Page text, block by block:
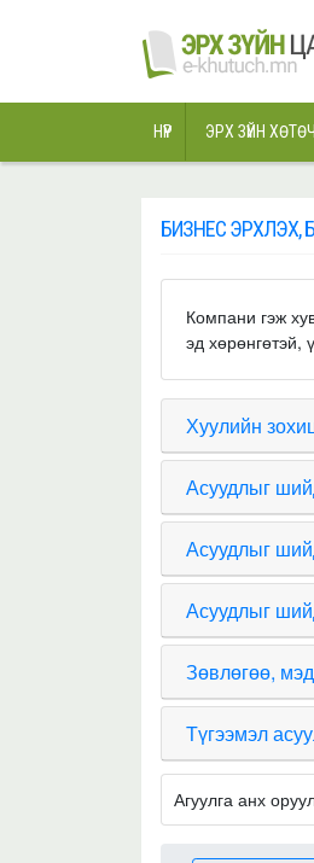
НҮҮР ЭРХ ЗҮЙН ХӨТӨЧ
БИЗНЕС ЭРХЛЭХ,
Компани гэж
эд хөрөнгөтэй,
Хуулийн
Асуудлыг
Асуудлыг
Асуудлыг
Зөвлөгөө,
Түгээмэл
Агуулга анх